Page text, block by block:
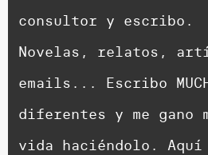
consultor y escribo.
Novelas, relatos,
emails... Escribo
diferentes y me gano
vida haciéndolo. Aquí